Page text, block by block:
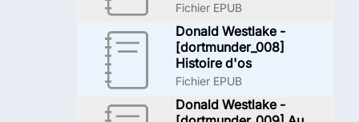
Fichier EPUB
Donald Westlake -
[dortmunder_008]
Histoire d'os
Fichier EPUB
Donald Westlake -